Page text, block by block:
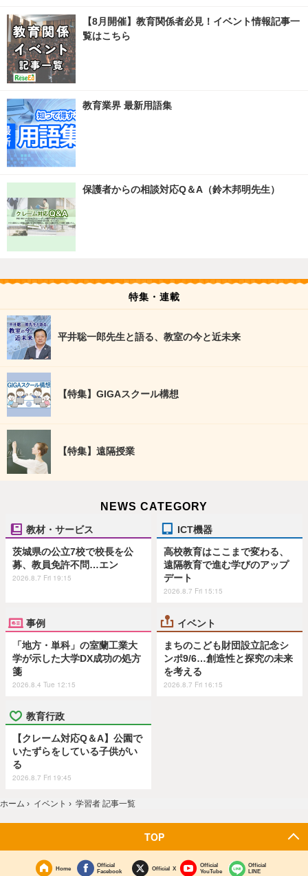
【8月開催】教育関係者必見！イベント情報記事一
覧はこちら
教育業界 最新用語集
保護者からの相談対応Q＆A（鈴木邦明先生）
特集・連載
平井聡一郎先生と語る、教室の今と近未来
【特集】GIGAスクール構想
【特集】遠隔授業
NEWS CATEGORY
教材・サービス
茨城県の公立7校で校長を公
募、教員免許不問…エン
2026.8.7 Fri 19:15
ICT機器
高校教育はここまで変わる、
遠隔教育で進む学びのアップ
デート
2026.8.7 Fri 15:15
事例
「地方・単科」の室蘭工業大
学が示した大学DX成功の処方
箋
2026.8.4 Tue 12:15
イベント
まちのこども財団設立記念シ
ンポ9/6…創造性と探究の未来
を考える
2026.8.7 Fri 16:15
教育行政
【クレーム対応Q＆A】公園で
いたずらをしている子供がい
る
2026.8.7 Fri 19:45
ホーム › イベント › 学習者 記事一覧
TOP
Home
Official
Facebook
Official X
Official
YouTube
Official
LINE